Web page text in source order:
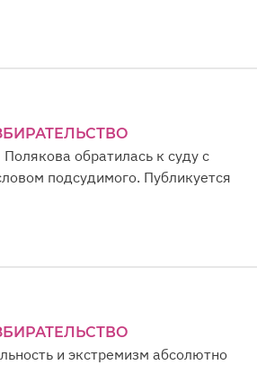
обратилась к суду с
подсудимого. Публикуется
и экстремизм абсолютно